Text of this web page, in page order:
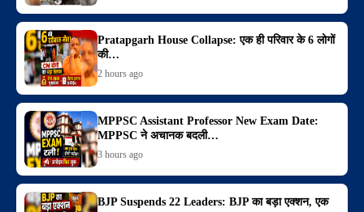
Pratapgarh House Collapse: एक ही परिवार के 6 लोगों
की…
2 hours ago
MPPSC Assistant Professor New Exam Date:
MPPSC ने अचानक बदली…
3 hours ago
BJP Suspends 22 Leaders: BJP का बड़ा एक्शन, एक